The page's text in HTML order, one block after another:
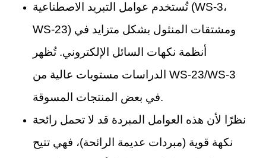
تُستخدم عوامل التبريد الاصطناعية (WS-3،
WS-23) ومشتقات المنثول بشكل متزايد في
أنظمة نكهات السائل الإلكتروني. تُظهر
الدراسات مستويات عالية من WS-23/WS-3
في بعض المنتجات المسوقة.
نظرًا لأن هذه العوامل المبردة قد لا تحمل رائحة
نكهة قوية (مبردات عديمة الرائحة)، فهي تتيح